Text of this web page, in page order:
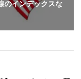
のインデックスな